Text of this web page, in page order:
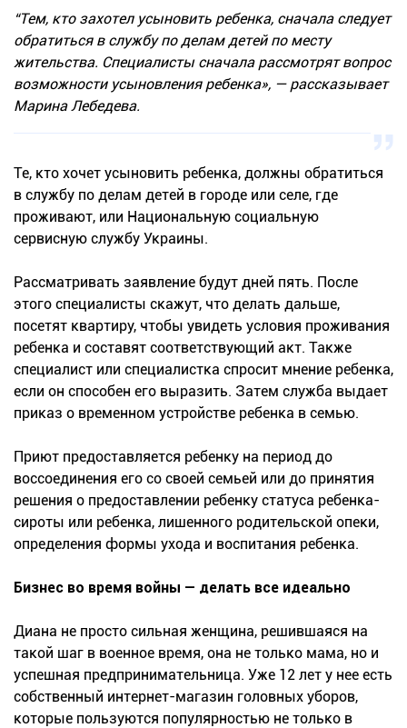
“Тем, кто захотел усыновить ребенка, сначала следует
обратиться в службу по делам детей по месту
жительства. Специалисты сначала рассмотрят вопрос
возможности усыновления ребенка», — рассказывает
Марина Лебедева.
Те, кто хочет усыновить ребенка, должны обратиться
в службу по делам детей в городе или селе, где
проживают, или Национальную социальную
сервисную службу Украины.
Рассматривать заявление будут дней пять. После
этого специалисты скажут, что делать дальше,
посетят квартиру, чтобы увидеть условия проживания
ребенка и составят соответствующий акт. Также
специалист или специалистка спросит мнение ребенка,
если он способен его выразить. Затем служба выдает
приказ о временном устройстве ребенка в семью.
Приют предоставляется ребенку на период до
воссоединения его со своей семьей или до принятия
решения о предоставлении ребенку статуса ребенка-
сироты или ребенка, лишенного родительской опеки,
определения формы ухода и воспитания ребенка.
Бизнес во время войны — делать все идеально
Диана не просто сильная женщина, решившаяся на
такой шаг в военное время, она не только мама, но и
успешная предпринимательница. Уже 12 лет у нее есть
собственный интернет-магазин головных уборов,
которые пользуются популярностью не только в